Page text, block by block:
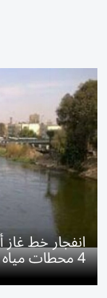
انفجار خط
4 محطات مياه احترازياً